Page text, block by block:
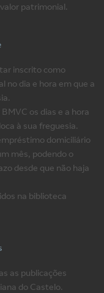
patrimonial.
inscrito como
no dia e hora em que a
os dias e a hora
à sua freguesia.
domiciliário
mês, podendo o
desde que não haja
na biblioteca
as publicações
do Castelo.